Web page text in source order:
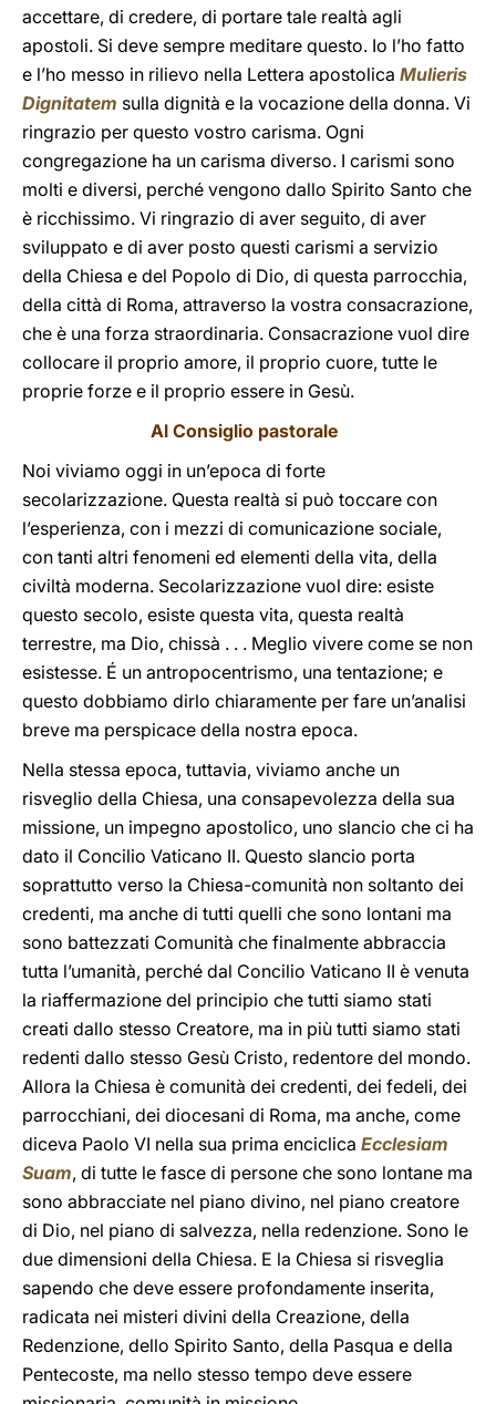
accettare, di credere, di portare tale realtà agli
apostoli. Si deve sempre meditare questo. Io l’ho fatto
e l’ho messo in rilievo nella Lettera apostolica Mulieris
Dignitatem sulla dignità e la vocazione della donna. Vi
ringrazio per questo vostro carisma. Ogni
congregazione ha un carisma diverso. I carismi sono
molti e diversi, perché vengono dallo Spirito Santo che
è ricchissimo. Vi ringrazio di aver seguito, di aver
sviluppato e di aver posto questi carismi a servizio
della Chiesa e del Popolo di Dio, di questa parrocchia,
della città di Roma, attraverso la vostra consacrazione,
che è una forza straordinaria. Consacrazione vuol dire
collocare il proprio amore, il proprio cuore, tutte le
proprie forze e il proprio essere in Gesù.
Al Consiglio pastorale
Noi viviamo oggi in un’epoca di forte
secolarizzazione. Questa realtà si può toccare con
l’esperienza, con i mezzi di comunicazione sociale,
con tanti altri fenomeni ed elementi della vita, della
civiltà moderna. Secolarizzazione vuol dire: esiste
questo secolo, esiste questa vita, questa realtà
terrestre, ma Dio, chissà . . . Meglio vivere come se non
esistesse. É un antropocentrismo, una tentazione; e
questo dobbiamo dirlo chiaramente per fare un’analisi
breve ma perspicace della nostra epoca.
Nella stessa epoca, tuttavia, viviamo anche un
risveglio della Chiesa, una consapevolezza della sua
missione, un impegno apostolico, uno slancio che ci ha
dato il Concilio Vaticano II. Questo slancio porta
soprattutto verso la Chiesa-comunità non soltanto dei
credenti, ma anche di tutti quelli che sono lontani ma
sono battezzati Comunità che finalmente abbraccia
tutta l’umanità, perché dal Concilio Vaticano II è venuta
la riaffermazione del principio che tutti siamo stati
creati dallo stesso Creatore, ma in più tutti siamo stati
redenti dallo stesso Gesù Cristo, redentore del mondo.
Allora la Chiesa è comunità dei credenti, dei fedeli, dei
parrocchiani, dei diocesani di Roma, ma anche, come
diceva Paolo VI nella sua prima enciclica Ecclesiam
Suam, di tutte le fasce di persone che sono lontane ma
sono abbracciate nel piano divino, nel piano creatore
di Dio, nel piano di salvezza, nella redenzione. Sono le
due dimensioni della Chiesa. E la Chiesa si risveglia
sapendo che deve essere profondamente inserita,
radicata nei misteri divini della Creazione, della
Redenzione, dello Spirito Santo, della Pasqua e della
Pentecoste, ma nello stesso tempo deve essere